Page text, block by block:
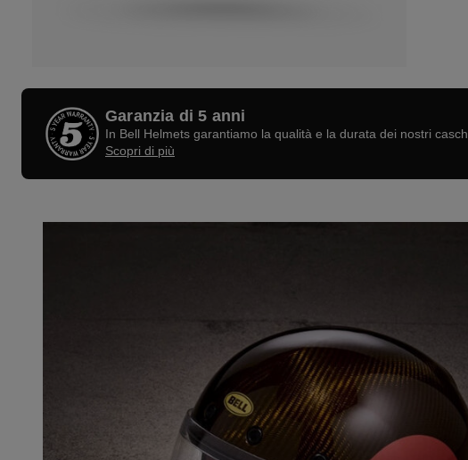
Garanzia di 5 anni
In Bell Helmets garantiamo la qualità e la durata dei nostri
Scopri di più